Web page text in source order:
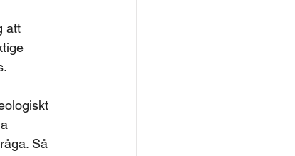
att
Så